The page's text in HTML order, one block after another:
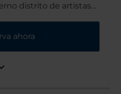
distrito de artistas
en la misma calle,
al aire libre.
ahora